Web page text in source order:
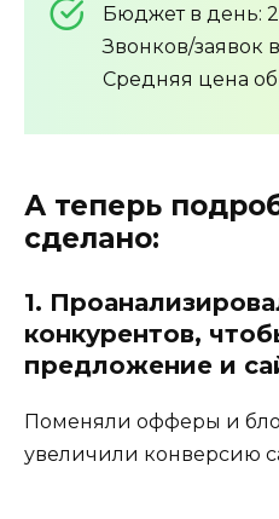
Бюджет в день:
Звонков/заявок
Средняя цена
А теперь
сделано:
1.
конкурентов,
предложение и
Поменяли офферы и
увеличили конверсию